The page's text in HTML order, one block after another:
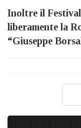
Inoltre il Festival
liberamente la
“Giuseppe